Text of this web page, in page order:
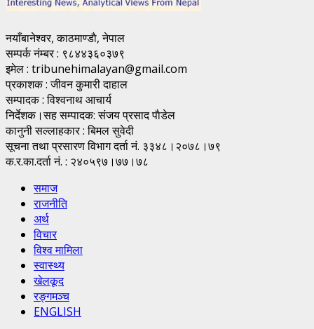
नयाँबानेश्वर, काठमाण्डाै, नेपाल
सम्पर्क नंम्बर : ९८४४३६०३७९
इमेल : tribunehimalayan@gmail.com
प्रकाशक : जीवन कुमारी दाहाल
सम्पादक : विश्वनाथ आचार्य
निर्देशक।सह सम्पादक: संजय प्रसाद पाैडेल
कानुनी सल्लाहकार : बिमल सुवेदी
सूचना तथा प्रसारण विभाग दर्ता नं. ३३४८।२०७८।७९
क.र.का.दर्ता नं. : २४०५९७।७७।७८
समाज
राजनीति
अर्थ
विचार
विश्व मामिला
स्वास्थ्य
खेलकूद
रङ्गमञ्च
ENGLISH